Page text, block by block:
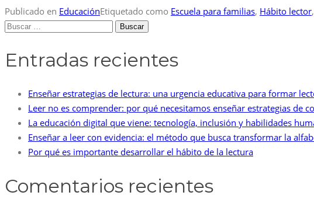
Publicado en EducaciónEtiquetado como Escuela para familias, Hábito lector,
Buscar:
Entradas recientes
Enseñar estrategias de lectura: una urgencia educativa para formar
Leer no es comprender: por qué necesitamos enseñar estrategias de
La educación digital que viene: tecnología, inclusión y habilidades
Enseñar a leer con evidencia: el método que busca transformar la
Por qué es importante desarrollar el hábito de la lectura
Comentarios recientes